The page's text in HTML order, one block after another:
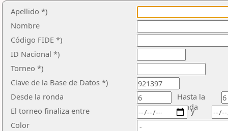
Apellido *)
Nombre
Código FIDE *)
ID Nacional *)
Torneo *)
Clave de la Base de Datos *)
Desde la ronda
Hasta la
ronda
El torneo finaliza entre
Color
y